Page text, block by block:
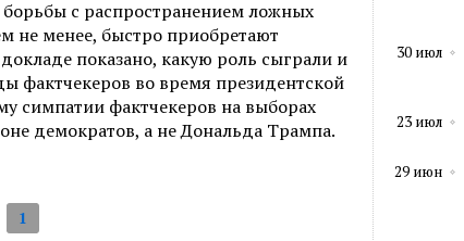
с распространением ложных
не менее, быстро приобретают
показано, какую роль сыграли и
фактчекеров во время президентской
симпатии фактчекеров на выборах
демократов, а не Дональда Трампа.
1
30 июл
23 июл
29 июн